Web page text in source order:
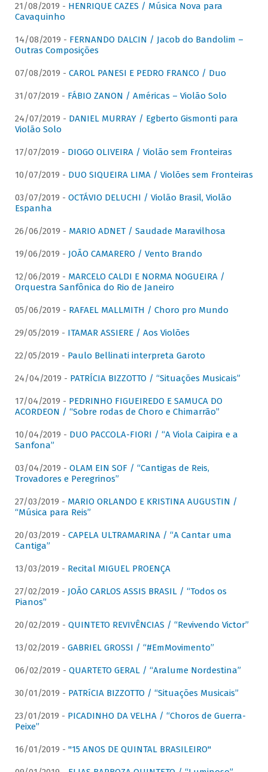
21/08/2019 - HENRIQUE CAZES / Música Nova para
Cavaquinho
14/08/2019 - FERNANDO DALCIN / Jacob do Bandolim –
Outras Composições
07/08/2019 - CAROL PANESI E PEDRO FRANCO / Duo
31/07/2019 - FÁBIO ZANON / Américas – Violão Solo
24/07/2019 - DANIEL MURRAY / Egberto Gismonti para
Violão Solo
17/07/2019 - DIOGO OLIVEIRA / Violão sem Fronteiras
10/07/2019 - DUO SIQUEIRA LIMA / Violões sem Fronteiras
03/07/2019 - OCTÁVIO DELUCHI / Violão Brasil, Violão
Espanha
26/06/2019 - MARIO ADNET / Saudade Maravilhosa
19/06/2019 - JOÃO CAMARERO / Vento Brando
12/06/2019 - MARCELO CALDI E NORMA NOGUEIRA /
Orquestra Sanfônica do Rio de Janeiro
05/06/2019 - RAFAEL MALLMITH / Choro pro Mundo
29/05/2019 - ITAMAR ASSIERE / Aos Violões
22/05/2019 - Paulo Bellinati interpreta Garoto
24/04/2019 - PATRÍCIA BIZZOTTO / “Situações Musicais”
17/04/2019 - PEDRINHO FIGUEIREDO E SAMUCA DO
ACORDEON / “Sobre rodas de Choro e Chimarrão”
10/04/2019 - DUO PACCOLA-FIORI / “A Viola Caipira e a
Sanfona”
03/04/2019 - OLAM EIN SOF / “Cantigas de Reis,
Trovadores e Peregrinos”
27/03/2019 - MARIO ORLANDO E KRISTINA AUGUSTIN /
“Música para Reis”
20/03/2019 - CAPELA ULTRAMARINA / “A Cantar uma
Cantiga”
13/03/2019 - Recital MIGUEL PROENÇA
27/02/2019 - JOÃO CARLOS ASSIS BRASIL / “Todos os
Pianos”
20/02/2019 - QUINTETO REVIVÊNCIAS / “Revivendo Victor”
13/02/2019 - GABRIEL GROSSI / “#EmMovimento”
06/02/2019 - QUARTETO GERAL / “Aralume Nordestina”
30/01/2019 - PATRíCIA BIZZOTTO / “Situações Musicais”
23/01/2019 - PICADINHO DA VELHA / “Choros de Guerra-
Peixe”
16/01/2019 - "15 ANOS DE QUINTAL BRASILEIRO"